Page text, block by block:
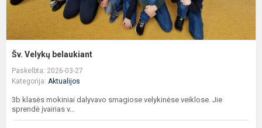
Šv. Velykų belaukiant
Paskelbta: 2026-03-27
Kategorija: Aktualijos
3b klasės mokiniai dalyvavo smagiose velykinėse veiklose. Jie
sprendė įvairias v...